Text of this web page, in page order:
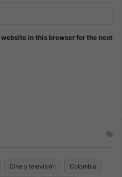
in this browser for the next
Cine y televisión Colombia